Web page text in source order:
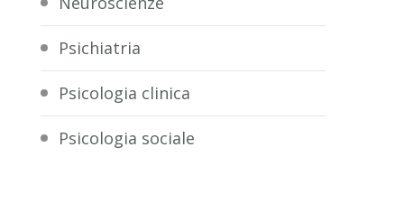
Psichiatria
Psicologia clinica
Psicologia sociale